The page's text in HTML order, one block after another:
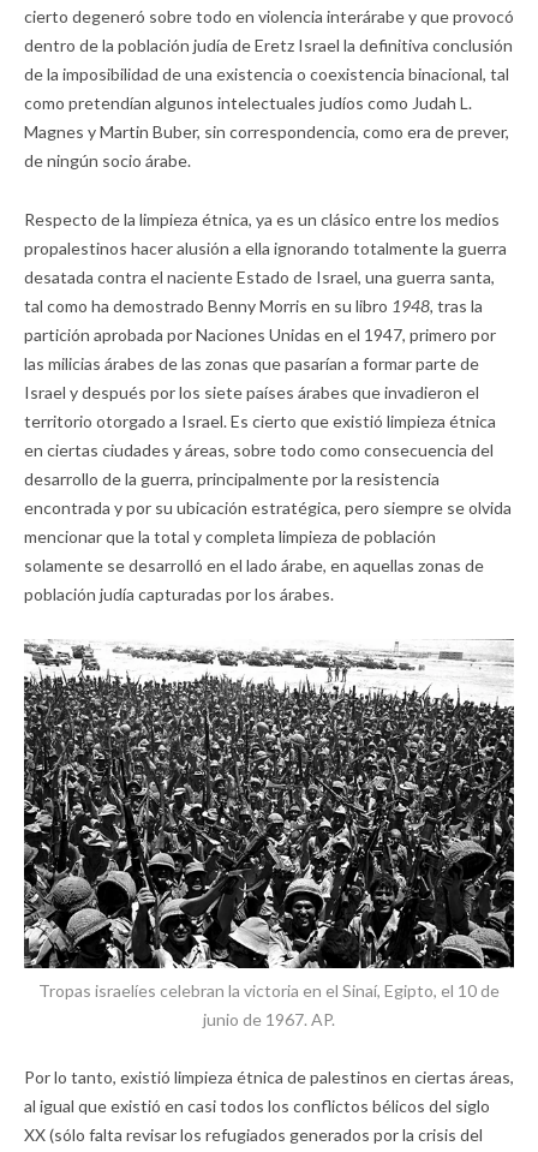
cierto degeneró sobre todo en violencia interárabe y que provocó
dentro de la población judía de Eretz Israel la definitiva conclusión
de la imposibilidad de una existencia o coexistencia binacional, tal
como pretendían algunos intelectuales judíos como Judah L.
Magnes y Martin Buber, sin correspondencia, como era de prever,
de ningún socio árabe.
Respecto de la limpieza étnica, ya es un clásico entre los medios
propalestinos hacer alusión a ella ignorando totalmente la guerra
desatada contra el naciente Estado de Israel, una guerra santa,
tal como ha demostrado Benny Morris en su libro 1948, tras la
partición aprobada por Naciones Unidas en el 1947, primero por
las milicias árabes de las zonas que pasarían a formar parte de
Israel y después por los siete países árabes que invadieron el
territorio otorgado a Israel. Es cierto que existió limpieza étnica
en ciertas ciudades y áreas, sobre todo como consecuencia del
desarrollo de la guerra, principalmente por la resistencia
encontrada y por su ubicación estratégica, pero siempre se olvida
mencionar que la total y completa limpieza de población
solamente se desarrolló en el lado árabe, en aquellas zonas de
población judía capturadas por los árabes.
Tropas israelíes celebran la victoria en el Sinaí, Egipto, el 10 de
junio de 1967. AP.
Por lo tanto, existió limpieza étnica de palestinos en ciertas áreas,
al igual que existió en casi todos los conflictos bélicos del siglo
XX (sólo falta revisar los refugiados generados por la crisis del